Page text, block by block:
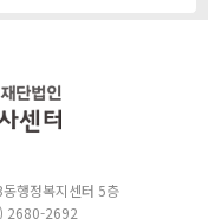
행정복지센터 5층
2680-2692